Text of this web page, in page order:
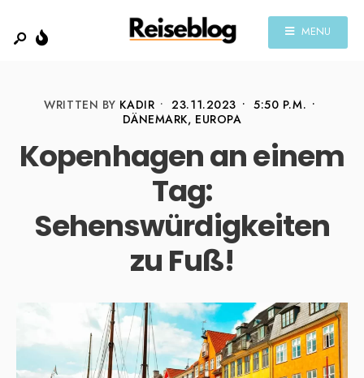
MENU
WRITTEN BY KADIR • 23.11.2023 • 5:50 P.M. •
DÄNEMARK, EUROPA
Kopenhagen an einem
Tag:
Sehenswürdigkeiten
zu Fuß!